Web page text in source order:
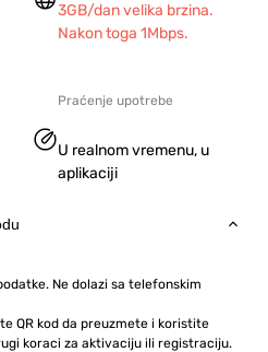
3GB/dan velika brzina.
Nakon toga 1Mbps.
Praćenje upotrebe
U realnom vremenu, u
aplikaciji
Ne dolazi sa telefonskim
QR kod da preuzmete i koristite
koraci za aktivaciju ili registraciju.